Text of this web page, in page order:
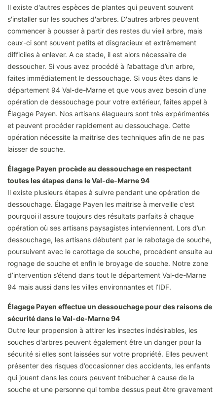
Il existe d'autres espèces de plantes qui peuvent souvent
s'installer sur les souches d'arbres. D'autres arbres peuvent
commencer à pousser à partir des restes du vieil arbre, mais
ceux-ci sont souvent petits et disgracieux et extrêmement
difficiles à enlever. A ce stade, il est alors nécessaire de
dessoucher. Si vous avez procédé à l’abattage d’un arbre,
faites immédiatement le dessouchage. Si vous êtes dans le
département 94 Val-de-Marne et que vous avez besoin d’une
opération de dessouchage pour votre extérieur, faites appel à
Élagage Payen. Nos artisans élagueurs sont très expérimentés
et peuvent procéder rapidement au dessouchage. Cette
opération nécessite la maitrise des techniques afin de ne pas
laisser de souche.
Élagage Payen procède au dessouchage en respectant
toutes les étapes dans le Val-de-Marne 94
Il existe plusieurs étapes à suivre pendant une opération de
dessouchage. Élagage Payen les maitrise à merveille c’est
pourquoi il assure toujours des résultats parfaits à chaque
opération où ses artisans paysagistes interviennent. Lors d’un
dessouchage, les artisans débutent par le rabotage de souche,
poursuivent avec le carottage de souche, procèdent ensuite au
rognage de souche et enfin le broyage de souche. Notre zone
d’intervention s’étend dans tout le département Val-de-Marne
94 mais aussi dans les villes environnantes et l’IDF.
Élagage Payen effectue un dessouchage pour des raisons de
sécurité dans le Val-de-Marne 94
Outre leur propension à attirer les insectes indésirables, les
souches d'arbres peuvent également être un danger pour la
sécurité si elles sont laissées sur votre propriété. Elles peuvent
présenter des risques d’occasionner des accidents, les enfants
qui jouent dans les cours peuvent trébucher à cause de la
souche et une personne qui tombe dessus peut être gravement